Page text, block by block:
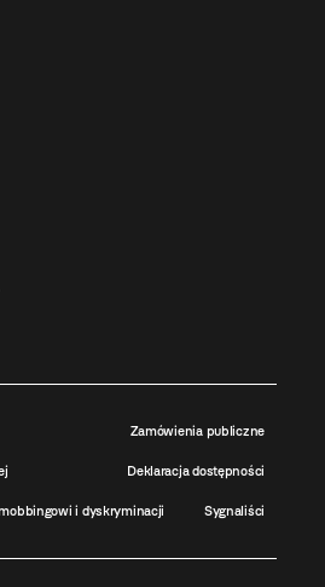
Zamówienia publiczne
Deklaracja dostępności
i dyskryminacji Sygnaliści